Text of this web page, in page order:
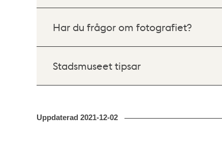
Har du frågor om fotografiet?
Stadsmuseet tipsar
Uppdaterad 2021-12-02